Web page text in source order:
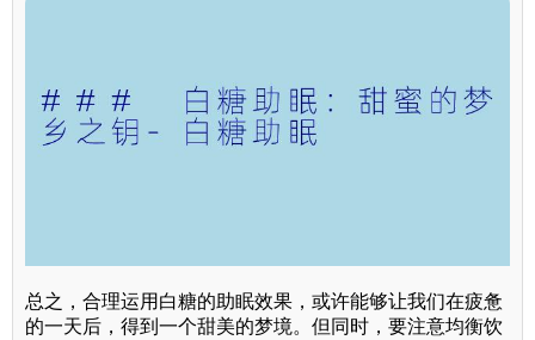
总之，合理运用白糖的助眠效果，或许能够让我们在疲惫
的一天后，得到一个甜美的梦境。但同时，要注意均衡饮